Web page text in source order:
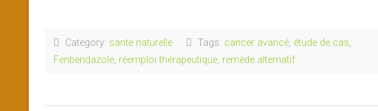
Category: sante naturelle Tags: cancer avancé, étude de cas,
Fenbendazole, réemploi thérapeutique, remède alternatif